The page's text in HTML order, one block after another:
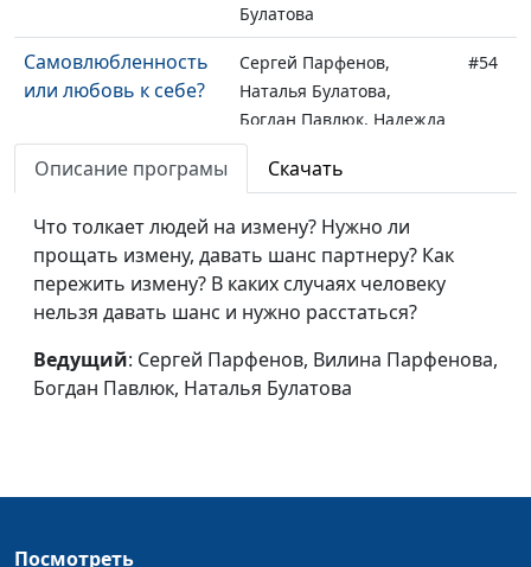
Булатова
Самовлюбленность
или любовь к себе?
Сергей Парфенов,
Наталья Булатова,
Богдан Павлюк, Надежда
Малышева
#54
правда или миф?
Сергей Парфенов,
Наталья Булатова,
Богдан Павлюк, Надежда
Малышева
#53
Экстремальный
спорт: подвиг или
глупость?
Сергей Парфенов,
Наталья Булатова,
Богдан Павлюк, Надежда
разлюбил?
Наталья Булатова,
Описание програмы Скачать
Что толкает людей на измену? Нужно ли
прощать измену, давать шанс партнеру? Как
пережить измену? В каких случаях человеку
нельзя давать шанс и нужно расстаться?
Ведущий: Сергей Парфенов, Вилина Парфенова,
Богдан Павлюк, Наталья Булатова
Посмотреть